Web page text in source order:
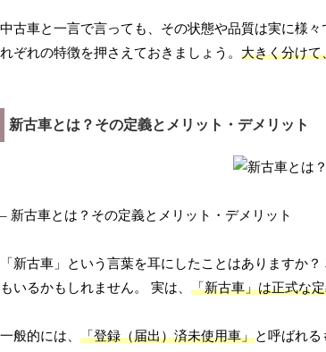
中古車と一言で言っても、その状態や品質は実に様
れぞれの特徴を押さえておきましょう。 大きく分けて
新古車とは？その定義とメリット・デメリット
– 新古車とは？その定義とメリット・デメリット
「新古車」という言葉を耳にしたことはありますか
もいるかもしれません。 実は、 「新古車」は正式な
一般的には、 「登録（届出）済未使用車」と呼ばれ